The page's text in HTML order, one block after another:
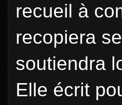
recueil à
recopiera
soutiendra
Elle écrit